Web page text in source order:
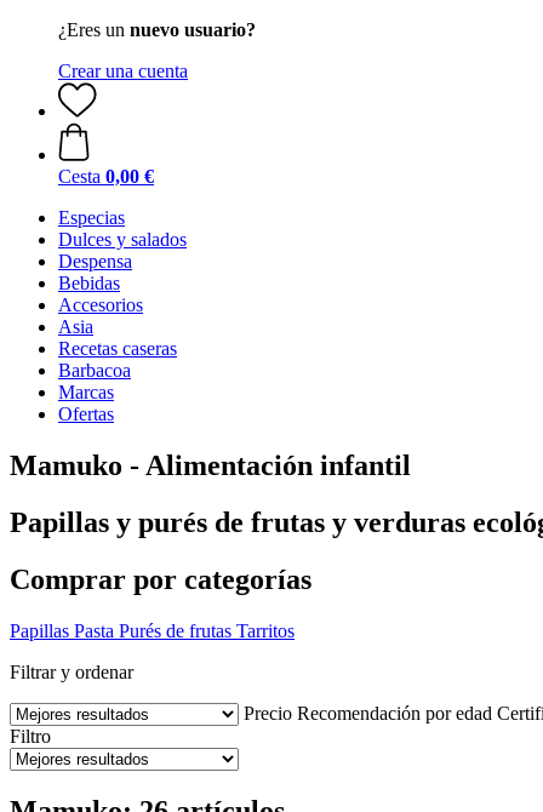
¿Eres un nuevo usuario?
Crear una cuenta
Cesta 0,00 €
Especias
Dulces y salados
Despensa
Bebidas
Accesorios
Asia
Recetas caseras
Barbacoa
Marcas
Ofertas
Mamuko - Alimentación infantil
Papillas y purés de frutas y verduras
Comprar por categorías
Papillas Pasta Purés de frutas Tarritos
Filtrar y ordenar
Precio Recomendación por edad
Filtro